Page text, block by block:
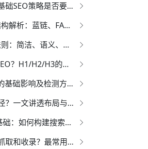
移动优先索引来了：基础SEO策略是否要改变？
Google搜索结果页结构解析：蓝链、FAQ、星级、图文片段
URL优化的4条黄金法则：简洁、语义、唯一、规范
H标签结构如何影响SEO？H1/H2/H3的正确用法
页面加载速度对SEO的基础影响及检测方法
页面结构影响爬虫路径？一文讲透布局与抓取顺序的深层逻辑
SEO中的“内链策略”基础：如何构建搜索引擎喜欢的结构图？
如何判断页面是否被抓取和收录？最常用的三种方法